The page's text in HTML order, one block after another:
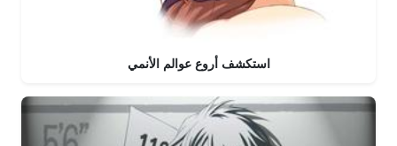
استكشف أروع عوالم الأنمي